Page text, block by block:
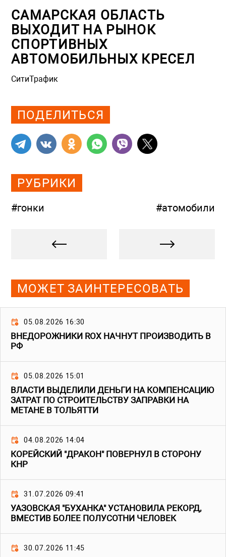
САМАРСКАЯ ОБЛАСТЬ
ВЫХОДИТ НА РЫНОК
СПОРТИВНЫХ
АВТОМОБИЛЬНЫХ КРЕСЕЛ
СитиТрафик
ПОДЕЛИТЬСЯ
РУБРИКИ
#гонки #атомобили
МОЖЕТ ЗАИНТЕРЕСОВАТЬ
05.08.2026 16:30
ВНЕДОРОЖНИКИ ROX НАЧНУТ ПРОИЗВОДИТЬ В
РФ
05.08.2026 15:01
ВЛАСТИ ВЫДЕЛИЛИ ДЕНЬГИ НА КОМПЕНСАЦИЮ
ЗАТРАТ ПО СТРОИТЕЛЬСТВУ ЗАПРАВКИ НА
МЕТАНЕ В ТОЛЬЯТТИ
04.08.2026 14:04
КОРЕЙСКИЙ "ДРАКОН" ПОВЕРНУЛ В СТОРОНУ
КНР
31.07.2026 09:41
УАЗОВСКАЯ "БУХАНКА" УСТАНОВИЛА РЕКОРД,
ВМЕСТИВ БОЛЕЕ ПОЛУСОТНИ ЧЕЛОВЕК
30.07.2026 11:45